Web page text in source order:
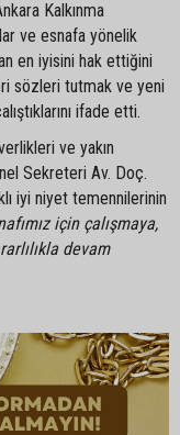
Kalkınma
ve esnafa yönelik
en iyisini hak ettiğini
sözleri tutmak ve yeni
ifade etti.
ve yakın
Sekreteri Av. Doç.
iyi niyet temennilerinin
için çalışmaya,
devam